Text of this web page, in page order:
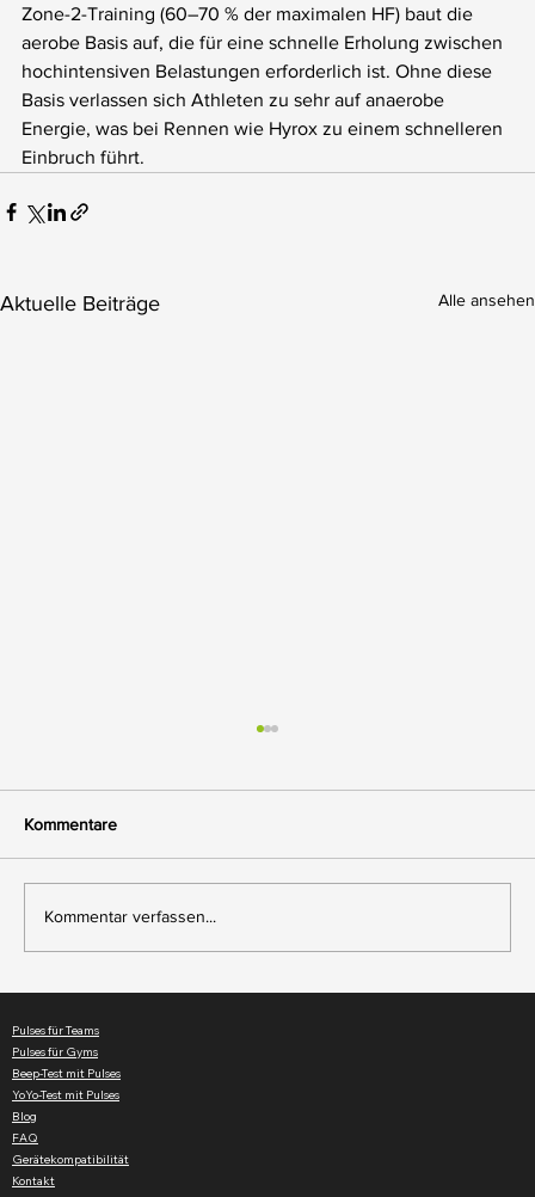
Zone-2-Training (60–70 % der maximalen HF) baut die
aerobe Basis auf, die für eine schnelle Erholung zwischen
hochintensiven Belastungen erforderlich ist. Ohne diese
Basis verlassen sich Athleten zu sehr auf anaerobe
Energie, was bei Rennen wie Hyrox zu einem schnelleren
Einbruch führt.
Aktuelle Beiträge Alle ansehen
Herzfrequenzzonen in Pulses
Kommentare
Kommentar verfassen...
Pulses für Teams
Pulses für Gyms
Beep-Test mit Pulses
YoYo-Test mit Pulses
Blog
FAQ
Gerätekompatibilität
Kontakt